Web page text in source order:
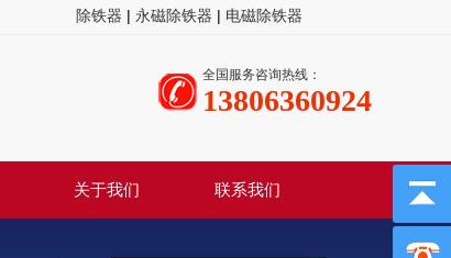
除铁器 | 永磁除铁器 | 电磁除铁器
全国服务咨询热线：
13806360924
关于我们 联系我们